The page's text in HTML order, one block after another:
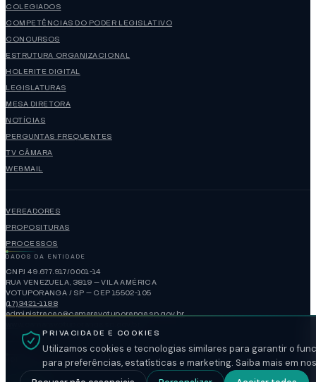
COLEGIADOS
COMPETÊNCIAS DO PODER LEGISLATIVO
CONCURSOS
ESTRUTURA ORGANIZACIONAL
HOLERITE DIGITAL
LEGISLATURAS
MESA DIRETORA
NOTÍCIAS
PERGUNTAS FREQUENTES
TV CÂMARA
WEBMAIL
VEREADORES
PROPOSITURAS
PROCESSOS
DADOS DA ENTIDADE
CNPJ 49.677.917/0001-14
RUA VENEZUELA, 3819 — VILA AMÉRICA
VOTUPORANGA / SP — CEP 15502-105
(17)3421-1188
administracao@camaravotuporanga.sp.gov.br
HORÁRIO DE FUNCIONAMENTO
PRIVACIDADE E COOKIES
Utilizamos cookies e tecnologias similares para garantir o
para preferências, estatísticas e marketing. Saiba mais em